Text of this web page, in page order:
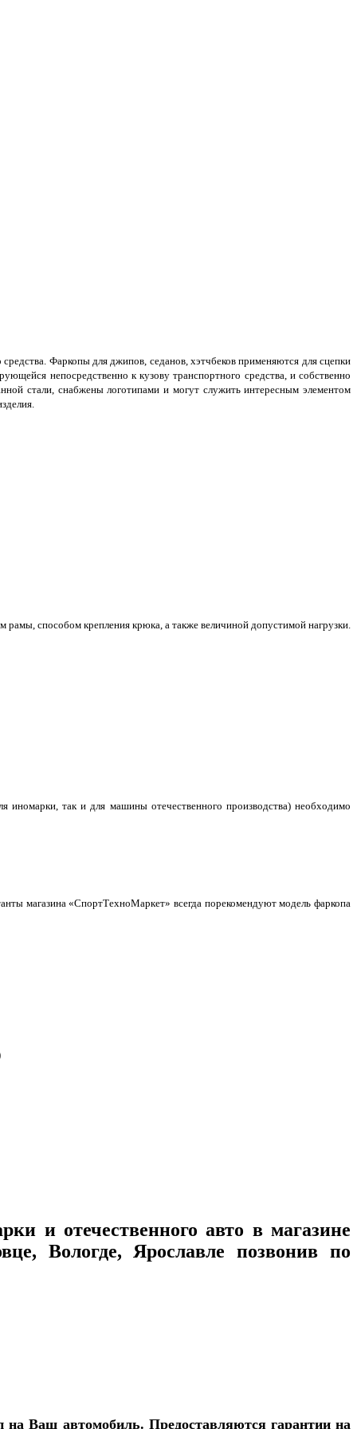
Фаркопы для джипов, седанов, хэтчбеков применяются для сцепки
непосредственно к кузову транспортного средства, и собственно
стали, снабжены логотипами и могут служить интересным элементом
способом крепления крюка, а также величиной допустимой нагрузки.
иномарки, так и для машины отечественного производства) необходимо
магазина «СпортТехноМаркет» всегда порекомендуют модель фаркопа
и отечественного авто в магазине
Вологде, Ярославле позвонив по
на Ваш автомобиль. Предоставляются гарантии на